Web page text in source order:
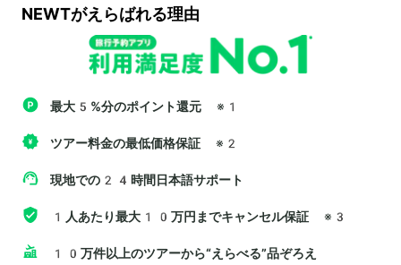
NEWTがえらばれる理由
最大5%分のポイント還元 ※1
ツアー料金の最低価格保証 ※2
現地での24時間日本語サポート
1人あたり最大10万円までキャンセル保証 ※3
10万件以上のツアーから“えらべる”品ぞろえ